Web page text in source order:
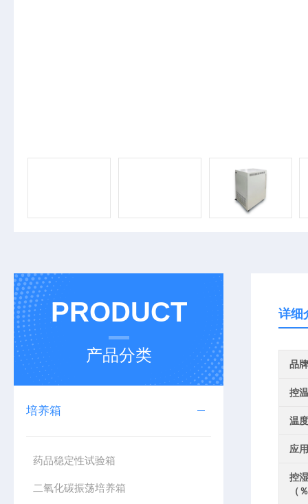
PRODUCT
产品分类
培养箱
药品稳定性试验箱
二氧化碳振荡培养箱
详细
品牌
控
温
应
控
（